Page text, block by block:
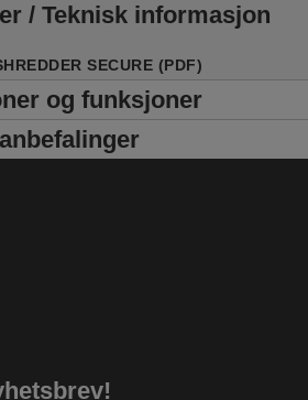
/ Teknisk informasjon
SECURE (PDF)
og funksjoner